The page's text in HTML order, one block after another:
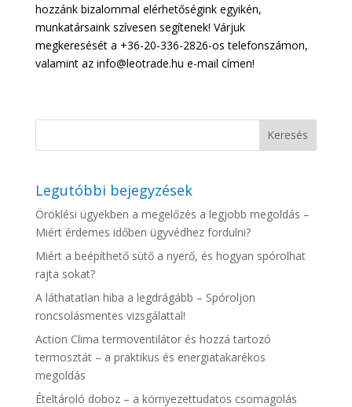
hozzánk bizalommal elérhetőségink egyikén,
munkatársaink szívesen segítenek! Várjuk
megkeresését a +36-20-336-2826-os telefonszámon,
valamint az info@leotrade.hu e-mail címen!
Legutóbbi bejegyzések
Öröklési ügyekben a megelőzés a legjobb megoldás –
Miért érdemes időben ügyvédhez fordulni?
Miért a beépíthető sütő a nyerő, és hogyan spórolhat
rajta sokat?
A láthatatlan hiba a legdrágább – Spóroljon
roncsolásmentes vizsgálattal!
Action Clima termoventilátor és hozzá tartozó
termosztát – a praktikus és energiatakarékos
megoldás
Ételtároló doboz – a környezettudatos csomagolás